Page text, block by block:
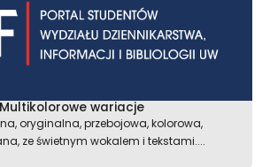
Multikolorowe wariacje
oryginalna, przebojowa, kolorowa,
ze świetnym wokalem i tekstami....